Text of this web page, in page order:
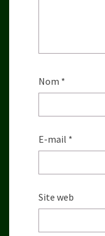
Nom *
E-mail *
Site web